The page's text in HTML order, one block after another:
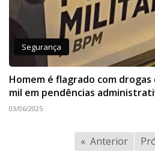
Segurança
Homem é flagrado com drogas
mil em pendências
03/06/2025
Anterior